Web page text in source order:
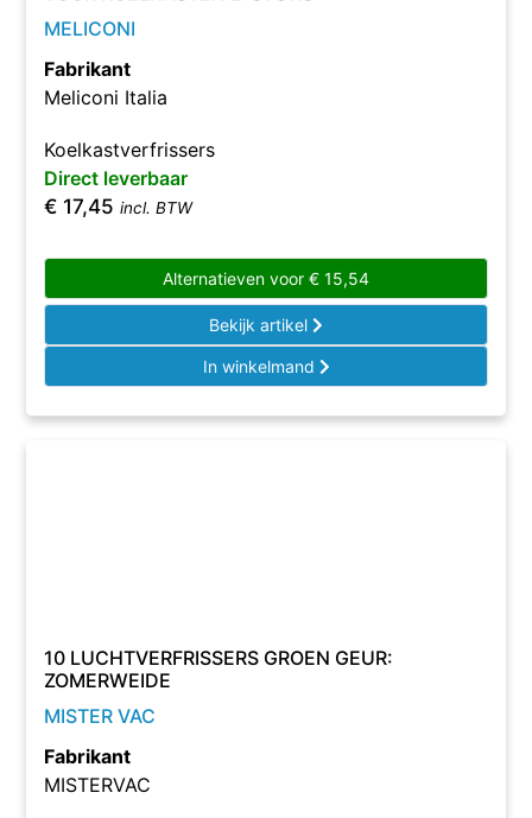
MELICONI
Fabrikant
Meliconi Italia
Koelkastverfrissers
Direct leverbaar
€ 17,45 incl. BTW
Alternatieven voor € 15,54
Bekijk artikel
In winkelmand
10 LUCHTVERFRISSERS GROEN GEUR:
ZOMERWEIDE
MISTER VAC
Fabrikant
MISTERVAC